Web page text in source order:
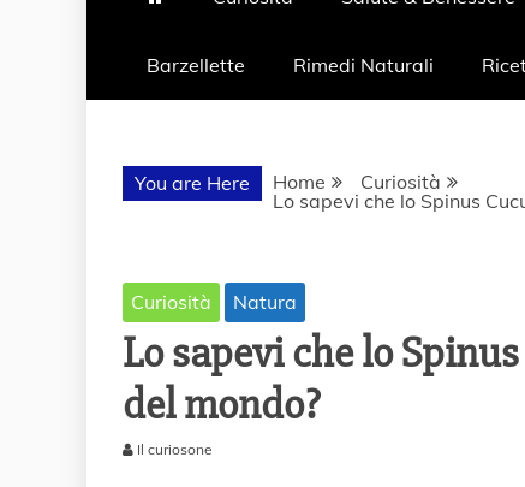
Barzellette Rimedi Naturali
You are Here Home
Curiosità
Lo sapevi che lo Spinus
Curiosità Natura
Lo sapevi che lo
del mondo?
Il curiosone